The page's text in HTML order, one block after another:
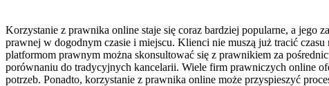
Korzystanie z prawnika online staje się coraz bardziej popularne, a jego
prawnej w dogodnym czasie i miejscu. Klienci nie muszą już tracić
platformom prawnym można skonsultować się z prawnikiem za
porównaniu do tradycyjnych kancelarii. Wiele firm prawniczych online
potrzeb. Ponadto, korzystanie z prawnika online może przyspieszyć